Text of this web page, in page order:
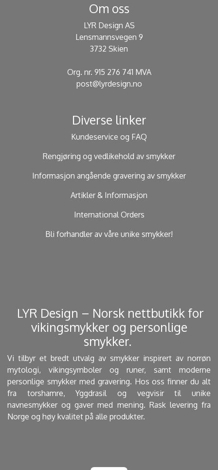
Om oss
LYR Design AS
Lensmannsvegen 9
3732 Skien
Org. nr. 915 276 741 MVA
post@lyrdesign.no
Diverse linker
Kundeservice og FAQ
Rengjøring og vedlikehold av smykker
Informasjon angående gravering av smykker
Artikler & Informasjon
International Orders
Bli forhandler av våre unike smykker!
​ LYR Design – Norsk nettbutikk for
vikingsmykker og personlige
smykker. ​
Vi tilbyr et bredt utvalg av smykker inspirert av norrøn
mytologi, vikingsymboler og runer, samt moderne
personlige smykker med gravering. Hos oss finner du alt
fra torshamre, Yggdrasil og vegvisir til unike
navnesmykker og gaver med mening. Rask levering fra
Norge og høy kvalitet på alle produkter.